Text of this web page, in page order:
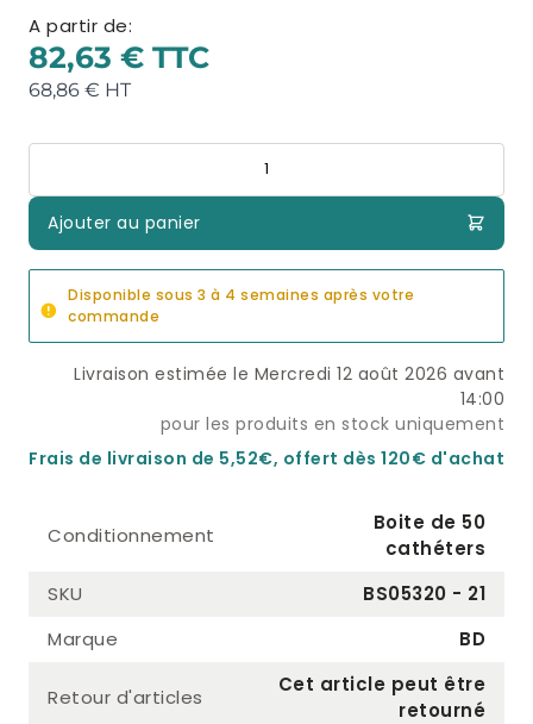
A partir de:
82,63 €
68,86 €
Ajouter au panier
Disponible sous 3 à 4 semaines après votre
commande
Livraison estimée le Mercredi 12 août 2026 avant
14:00
pour les produits en stock uniquement
Frais de livraison de 5,52€, offert dès 120€ d'achat
Conditionnement
Boite de 50
cathéters
SKU
BS05320 - 21
Marque
BD
Retour d'articles
Cet article peut être
retourné